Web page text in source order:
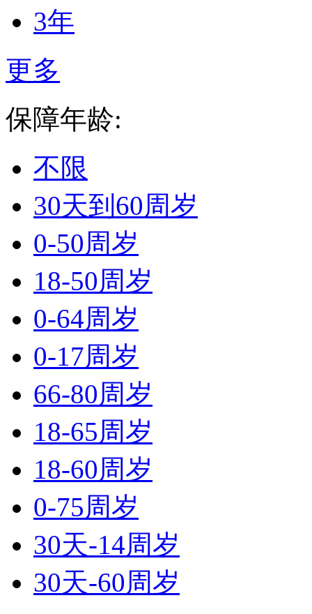
3年
更多
保障年龄:
不限
30天到60周岁
0-50周岁
18-50周岁
0-64周岁
0-17周岁
66-80周岁
18-65周岁
18-60周岁
0-75周岁
30天-14周岁
30天-60周岁